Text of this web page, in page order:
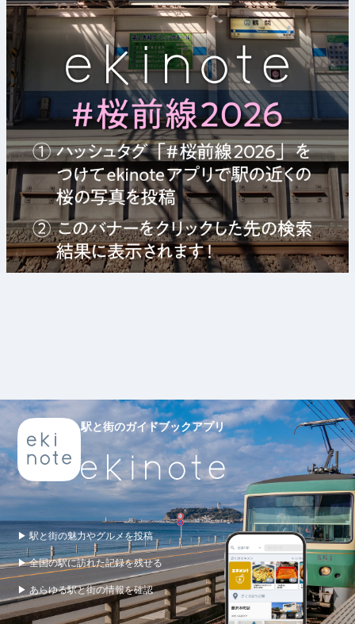
駅と街のガイドブックアプリ
▶ 駅と街の魅力やグルメを投稿
▶ 全国の駅に訪れた記録を残せる
▶ あらゆる駅と街の情報を確認